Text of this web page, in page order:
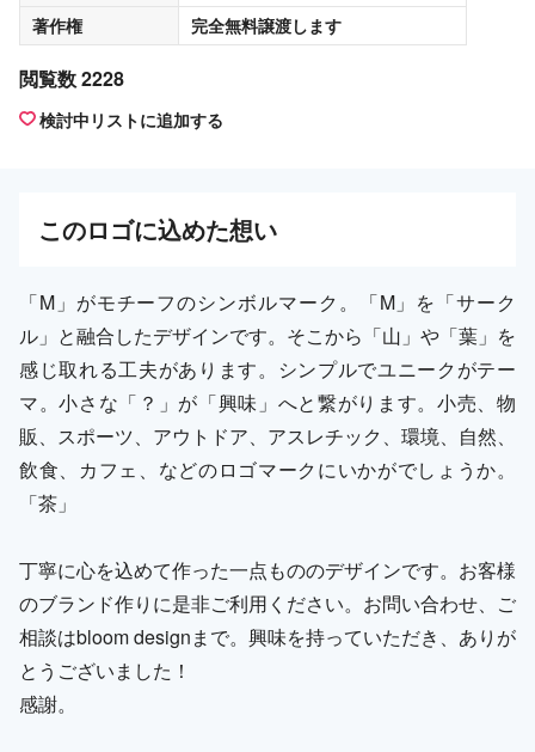
著作権
完全無料譲渡します
閲覧数 2228
検討中リストに追加する
このロゴに込めた想い
「M」がモチーフのシンボルマーク。「M」を「サーク
ル」と融合したデザインです。そこから「山」や「葉」を
感じ取れる工夫があります。シンプルでユニークがテー
マ。小さな「？」が「興味」へと繋がります。小売、物
販、スポーツ、アウトドア、アスレチック、環境、自然、
飲食、カフェ、などのロゴマークにいかがでしょうか。
「茶」
丁寧に心を込めて作った一点もののデザインです。お客様
のブランド作りに是非ご利用ください。お問い合わせ、ご
相談はbloom designまで。興味を持っていただき、ありが
とうございました！
感謝。